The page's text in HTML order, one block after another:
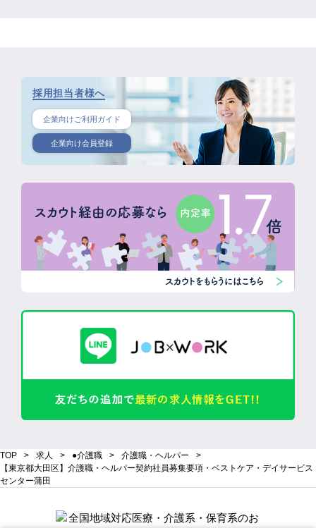
採用担当者様へ
企業向けご利用ガイド
企業向け会員登録
TOP 求人 ●介護職
介護職・ヘルパー
【東京都大田区】介護職・ヘルパー契約社員募集要項・ベストケア・デイサービス
センター蒲田